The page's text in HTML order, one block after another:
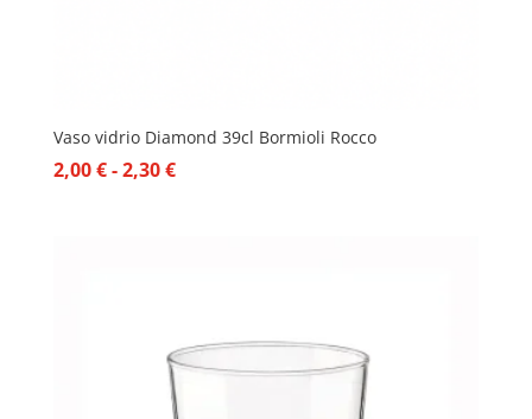
Vaso vidrio Diamond 39cl Bormioli Rocco
2,00€-2,30€Rango
2,30 €